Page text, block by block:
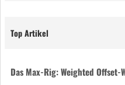
Top Artikel
Das Max-Rig: Weighted Offset-